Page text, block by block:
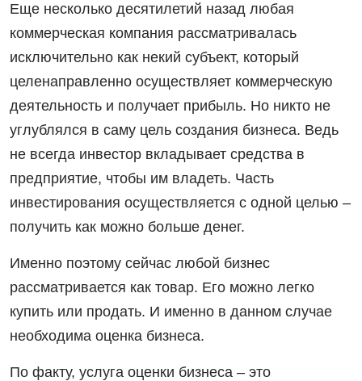
Еще несколько десятилетий назад любая
коммерческая компания рассматривалась
исключительно как некий субъект, который
целенаправленно осуществляет коммерческую
деятельность и получает прибыль. Но никто не
углублялся в саму цель создания бизнеса. Ведь
не всегда инвестор вкладывает средства в
предприятие, чтобы им владеть. Часть
инвестирования осуществляется с одной целью –
получить как можно больше денег.
Именно поэтому сейчас любой бизнес
рассматривается как товар. Его можно легко
купить или продать. И именно в данном случае
необходима оценка бизнеса.
По факту, услуга оценки бизнеса – это